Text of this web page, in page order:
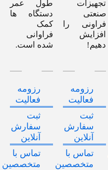
تجهیزات
صنعتی
فراونی را
افزایش
دهیم!
رزومه
فعالیت
ثبت
سفارش
آنلاین
تماس با
متخصصین
طول عمر
دستگاه ها
کمک
فراوانی
شده است.
رزومه
فعالیت
ثبت
سفارش
آنلاین
تماس با
متخصصین